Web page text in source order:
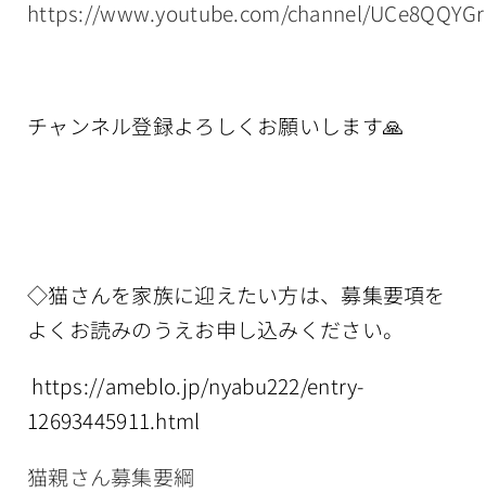
https://www.youtube.com/channel/
チャンネル登録よろしくお願いします🙏
◇猫さんを家族に迎えたい方は、募集要項を
よくお読みのうえお申し込みください。
https://ameblo.jp/nyabu222/entry-
12693445911.html
猫親さん募集要綱